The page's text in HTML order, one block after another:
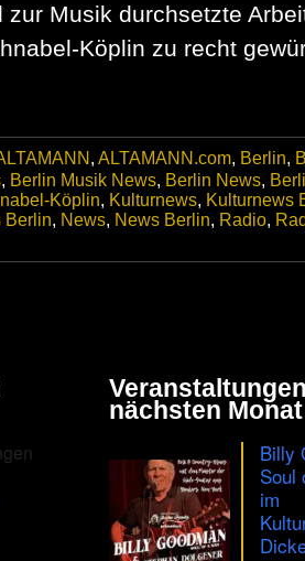
Musik durchsetzte
Köplin zu recht
, ALTAMANN.com, Berlin,
, Berlin Musik News, Berlin News,
Köplin, Kulturnews, Kulturnews
Berlin, News, News Berlin, Radio,
nächsten Monat
Billy
Soul
im